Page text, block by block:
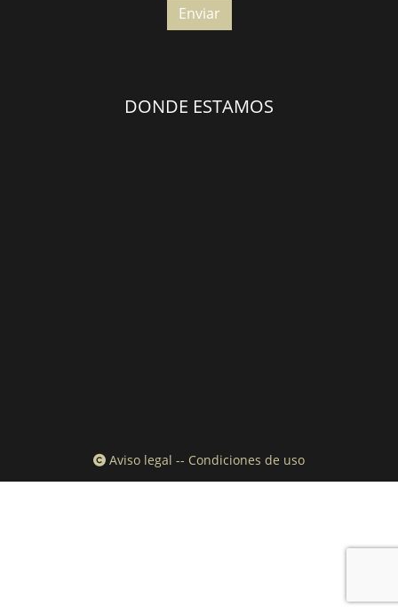
DONDE ESTAMOS
Aviso legal -- Condiciones de uso